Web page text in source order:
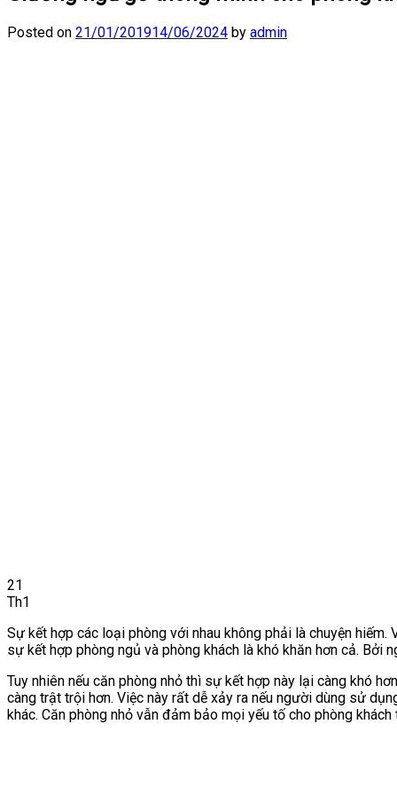
Posted on 21/01/201914/06/2024 by admin
21
Th1
Sự kết hợp các loại phòng với nhau không phải là chuyện
sự kết hợp phòng ngủ và phòng khách là khó khăn hơn cả. Bởi
Tuy nhiên nếu căn phòng nhỏ thì sự kết hợp này lại càng khó
càng trật trội hơn. Việc này rất dễ xảy ra nếu người dùng sử
khác. Căn phòng nhỏ vẫn đảm bảo mọi yếu tố cho phòng